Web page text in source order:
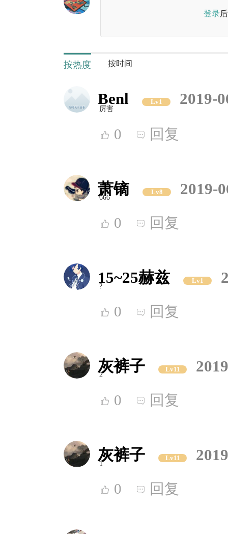
登录
按热度 按时间
Benl Lv1 2019-
厉害
0 回复
萧镝 Lv8 2019-
666
0 回复
15~25赫兹 Lv1
?
0 回复
灰裤子 Lv11
2
0 回复
灰裤子 Lv11
1
0 回复